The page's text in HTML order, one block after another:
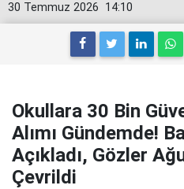
14:10
30 Temmuz 2026
Okullara 30 Bin
Alımı Gündemde!
Açıkladı, Gözler
Çevrildi